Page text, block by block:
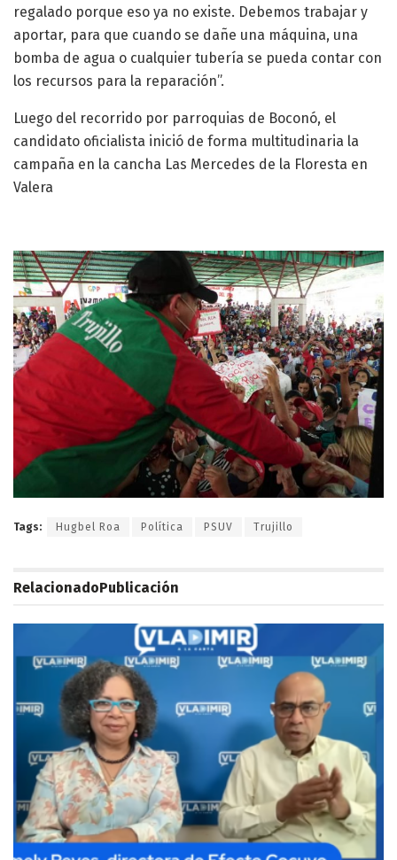
regalado porque eso ya no existe. Debemos trabajar y
aportar, para que cuando se dañe una máquina, una
bomba de agua o cualquier tubería se pueda contar con
los recursos para la reparación”.
Luego del recorrido por parroquias de Boconó, el
candidato oficialista inició de forma multitudinaria la
campaña en la cancha Las Mercedes de la Floresta en
Valera
Tags: Hugbel Roa Política PSUV Trujillo
RelacionadoPublicación